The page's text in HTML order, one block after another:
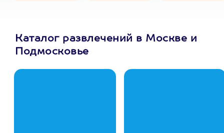
Каталог развлечений в Москве и
Подмосковье